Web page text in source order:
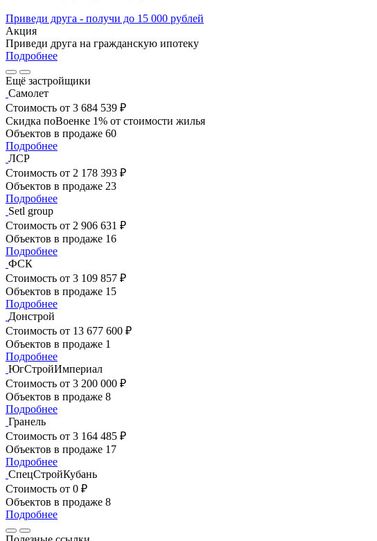
Приведи друга - получи до 15 000 рублей
Акция
Приведи друга на гражданскую ипотеку
Подробнее
Ещё застройщики
Самолет
Стоимость от 3 684 539 ₽
Скидка поВоенке 1% от стоимости жилья
Объектов в продаже 60
Подробнее
ЛСР
Стоимость от 2 178 393 ₽
Объектов в продаже 23
Подробнее
Setl group
Стоимость от 2 906 631 ₽
Объектов в продаже 16
Подробнее
ФСК
Стоимость от 3 109 857 ₽
Объектов в продаже 15
Подробнее
Донстрой
Стоимость от 13 677 600 ₽
Объектов в продаже 1
Подробнее
ЮгСтройИмпериал
Стоимость от 3 200 000 ₽
Объектов в продаже 8
Подробнее
Гранель
Стоимость от 3 164 485 ₽
Объектов в продаже 17
Подробнее
СпецСтройКубань
Стоимость от 0 ₽
Объектов в продаже 8
Подробнее